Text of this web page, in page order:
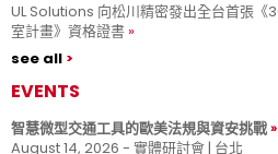
UL Solutions 向松川精密發出全台首張《
室計畫》資格證書
see all
EVENTS
智慧微型交通工具的歐美法規與資安挑戰
August 14, 2026 - 實體研討會 | 台北